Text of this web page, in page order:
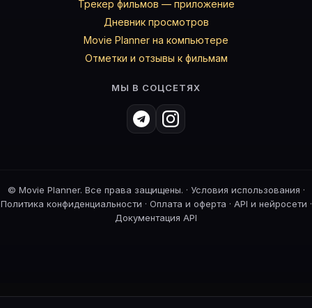
Трекер фильмов — приложение
Дневник просмотров
Movie Planner на компьютере
Отметки и отзывы к фильмам
МЫ В СОЦСЕТЯХ
© Movie Planner. Все права защищены. · Условия использования ·
Политика конфиденциальности · Оплата и оферта · API и нейросети ·
Документация API